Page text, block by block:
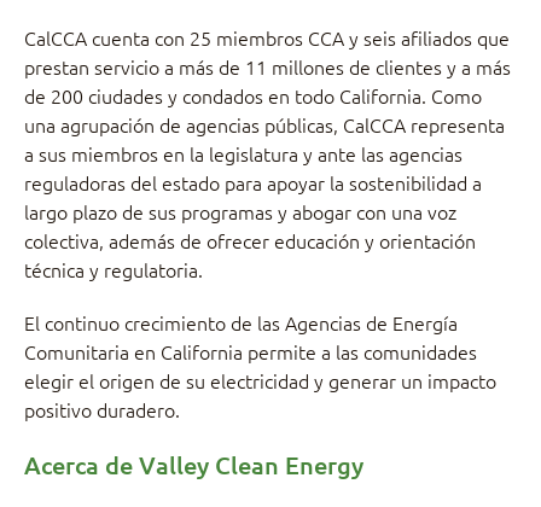
CalCCA cuenta con 25 miembros CCA y seis afiliados que
prestan servicio a más de 11 millones de clientes y a más
de 200 ciudades y condados en todo California. Como
una agrupación de agencias públicas, CalCCA representa
a sus miembros en la legislatura y ante las agencias
reguladoras del estado para apoyar la sostenibilidad a
largo plazo de sus programas y abogar con una voz
colectiva, además de ofrecer educación y orientación
técnica y regulatoria.
El continuo crecimiento de las Agencias de Energía
Comunitaria en California permite a las comunidades
elegir el origen de su electricidad y generar un impacto
positivo duradero.
Acerca de Valley Clean Energy